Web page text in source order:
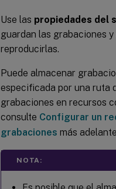
Use las propiedades del
guardan las grabaciones
reproducirlas.
Puede almacenar
especificada por una ruta
grabaciones en recursos
consulte Configurar un
grabaciones más
NOTA: